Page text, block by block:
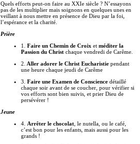
Quels efforts peut-on faire au XXIe siècle ? N’essayons
pas de les multiplier mais soignons en quelques unes en
veillant à nous mettre en présence de Dieu par la foi,
l’espérance et la charité.
Prière
1. Faire un Chemin de Croix et méditer la
Passion du Christ chaque vendredi de Carême.
2. Aller adorer le Christ Eucharistie pendant
une heure chaque jeudi de Carême
3. Faire une Examen de Conscience détaillé
chaque soir avant de se coucher, pour vérifier si
vos efforts sont bien suivis, et prier Dieu de
persévérer !
Jeune
4. Arrêter le chocolat , le nutella, ou le café,
c’est bon pour les enfants, mais aussi pour les
grands !